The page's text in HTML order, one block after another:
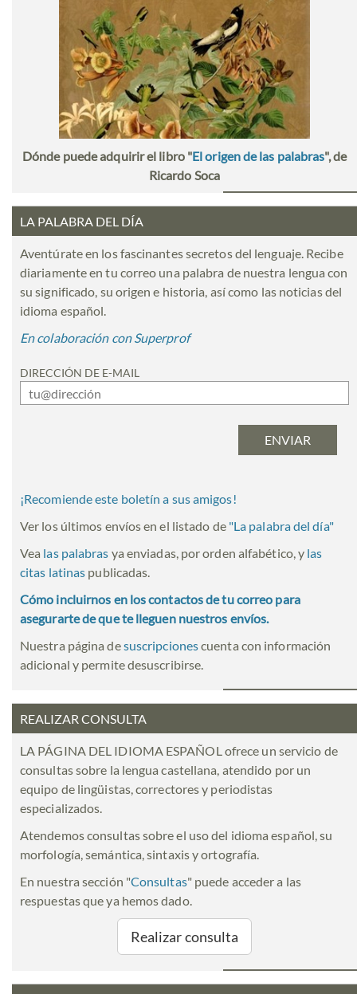
Dónde puede adquirir el libro "El origen de las palabras", de
Ricardo Soca
LA PALABRA DEL DÍA
Aventúrate en los fascinantes secretos del lenguaje. Recibe
diariamente en tu correo una palabra de nuestra lengua con
su significado, su origen e historia, así como las noticias del
idioma español.
En colaboración con Superprof
DIRECCIÓN DE E-MAIL
¡Recomiende este boletín a sus amigos!
Ver los últimos envíos en el listado de "La palabra del día"
Vea las palabras ya enviadas, por orden alfabético, y las
citas latinas publicadas.
Cómo incluirnos en los contactos de tu correo para
asegurarte de que te lleguen nuestros envíos.
Nuestra página desuscripcionescuenta con información
adicional y permite desuscribirse.
REALIZAR CONSULTA
LA PÁGINA DEL IDIOMA ESPAÑOL ofrece un servicio de
consultas sobre la lengua castellana, atendido por un
equipo de lingüistas, correctores y periodistas
especializados.
Atendemos consultas sobre el uso del idioma español, su
morfología, semántica, sintaxis y ortografía.
En nuestra sección "Consultas" puede acceder a las
respuestas que ya hemos dado.
Realizar consulta